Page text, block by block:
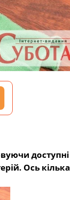
доступні
Ось кілька